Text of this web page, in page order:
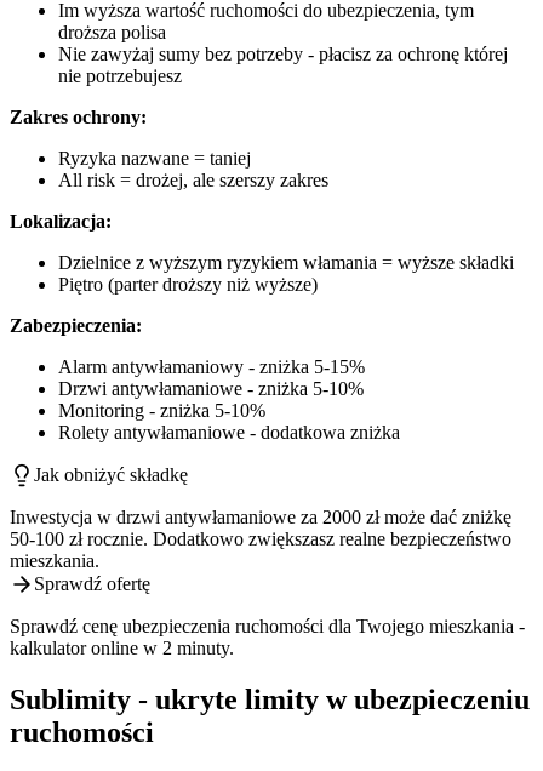
Im wyższa wartość ruchomości do ubezpieczenia, tym
droższa polisa
Nie zawyżaj sumy bez potrzeby - płacisz za ochronę której
nie potrzebujesz
Zakres ochrony:
Ryzyka nazwane = taniej
All risk = drożej, ale szerszy zakres
Lokalizacja:
Dzielnice z wyższym ryzykiem włamania = wyższe składki
Piętro (parter droższy niż wyższe)
Zabezpieczenia:
Alarm antywłamaniowy - zniżka 5-15%
Drzwi antywłamaniowe - zniżka 5-10%
Monitoring - zniżka 5-10%
Rolety antywłamaniowe - dodatkowa zniżka
Jak obniżyć składkę
Inwestycja w drzwi antywłamaniowe za 2000 zł może dać zniżkę
50-100 zł rocznie. Dodatkowo zwiększasz realne bezpieczeństwo
mieszkania.
Sprawdź ofertę
Sprawdź cenę ubezpieczenia ruchomości dla Twojego mieszkania -
kalkulator online w 2 minuty.
Sublimity - ukryte limity w ubezpieczeniu
ruchomości